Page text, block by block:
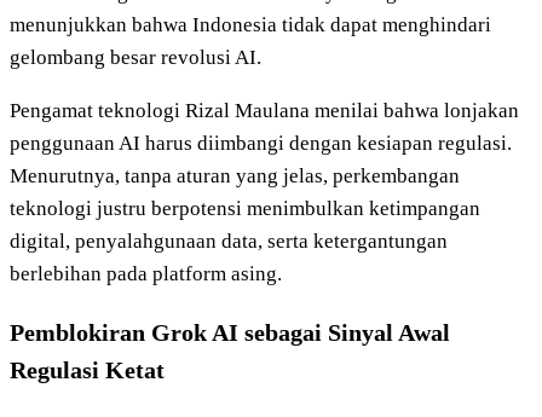
menunjukkan bahwa Indonesia tidak dapat menghindari
gelombang besar revolusi AI.
Pengamat teknologi Rizal Maulana menilai bahwa lonjakan
penggunaan AI harus diimbangi dengan kesiapan regulasi.
Menurutnya, tanpa aturan yang jelas, perkembangan
teknologi justru berpotensi menimbulkan ketimpangan
digital, penyalahgunaan data, serta ketergantungan
berlebihan pada platform asing.
Pemblokiran Grok AI sebagai Sinyal Awal
Regulasi Ketat